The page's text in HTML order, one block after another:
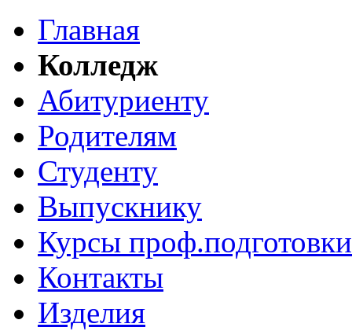
Главная
Колледж
Абитуриенту
Родителям
Студенту
Выпускнику
Курсы проф.подготовки
Контакты
Изделия